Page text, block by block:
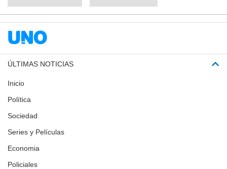
ÚLTIMAS NOTICIAS
Inicio
Política
Sociedad
Series y Películas
Economia
Policiales